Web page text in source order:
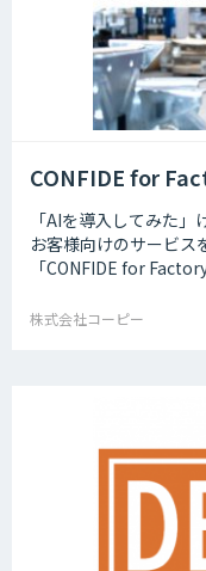
CONFIDE for
「AIを導入してみた
お客様向けのサービス
「CONFIDE for Factory
株式会社コーピー